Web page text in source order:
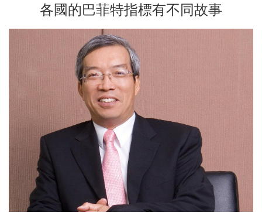
各國的巴菲特指標有不同故事